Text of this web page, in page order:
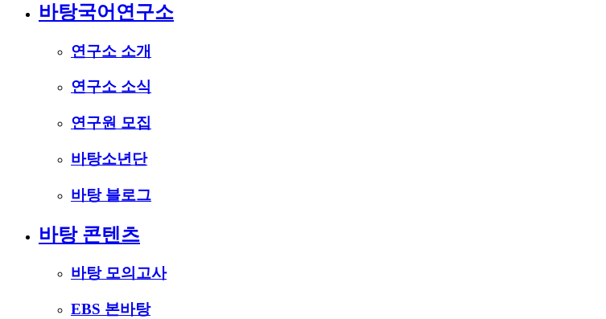
바탕국어연구소
연구소 소개
연구소 소식
연구원 모집
바탕소년단
바탕 블로그
바탕 콘텐츠
바탕 모의고사
EBS 본바탕